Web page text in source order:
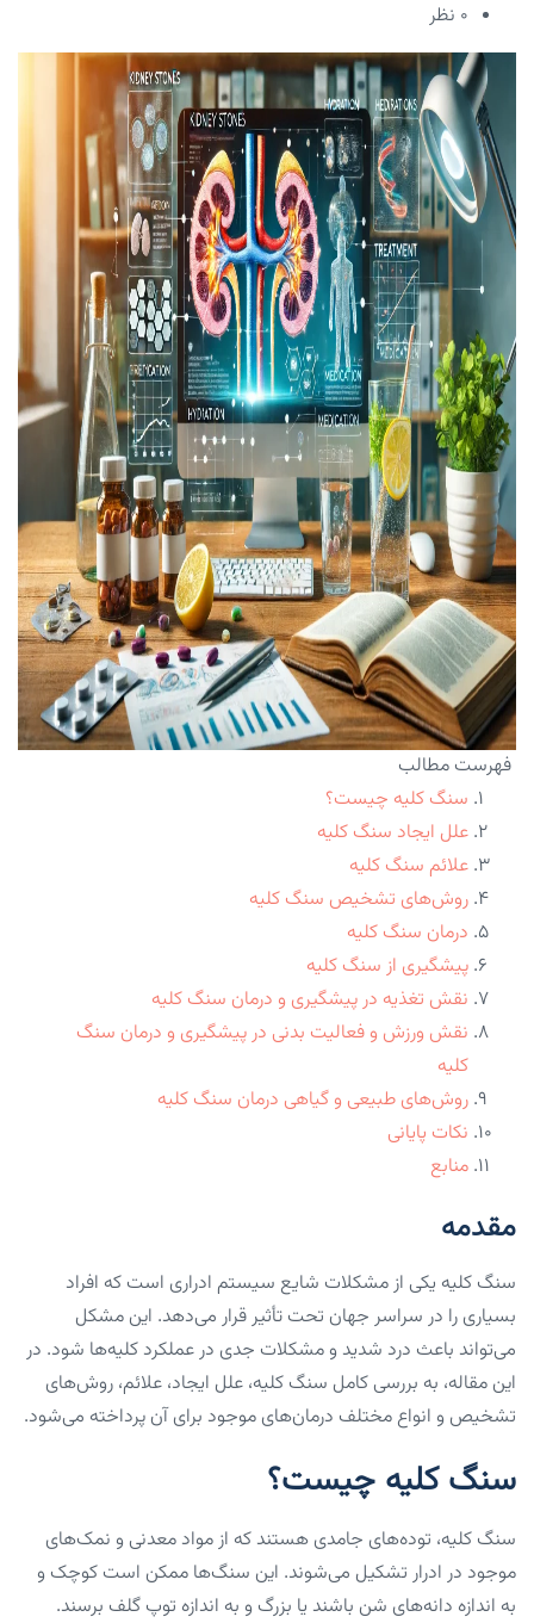
۰ نظر
فهرست مطالب
سنگ کلیه چیست؟
علل ایجاد سنگ کلیه
علائم سنگ کلیه
روش‌های تشخیص سنگ کلیه
درمان سنگ کلیه
پیشگیری از سنگ کلیه
نقش تغذیه در پیشگیری و درمان سنگ کلیه
نقش ورزش و فعالیت بدنی در پیشگیری و درمان سنگ
کلیه
روش‌های طبیعی و گیاهی درمان سنگ کلیه
نکات پایانی
منابع
مقدمه
سنگ کلیه یکی از مشکلات شایع سیستم ادراری است که افراد
بسیاری را در سراسر جهان تحت تأثیر قرار می‌دهد. این مشکل
می‌تواند باعث درد شدید و مشکلات جدی در عملکرد کلیه‌ها شود. در
این مقاله، به بررسی کامل سنگ کلیه، علل ایجاد، علائم، روش‌های
تشخیص و انواع مختلف درمان‌های موجود برای آن پرداخته می‌شود.
سنگ کلیه چیست؟
سنگ کلیه، توده‌های جامدی هستند که از مواد معدنی و نمک‌های
موجود در ادرار تشکیل می‌شوند. این سنگ‌ها ممکن است کوچک و
به اندازه دانه‌های شن باشند یا بزرگ و به اندازه توپ گلف برسند.